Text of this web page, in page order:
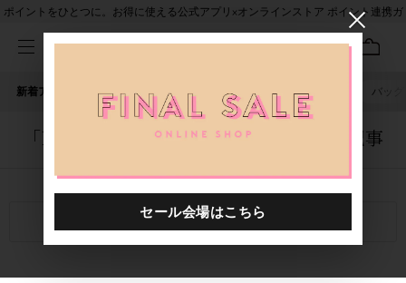
ポイントをひとつに。お得に使える公式アプリ×オンラインストア ポイント連携ガ
新着アイテム 人気ワード セール 40th限定 バッグ
「1020401.2610080.0004」に関する記事
関連キーワード